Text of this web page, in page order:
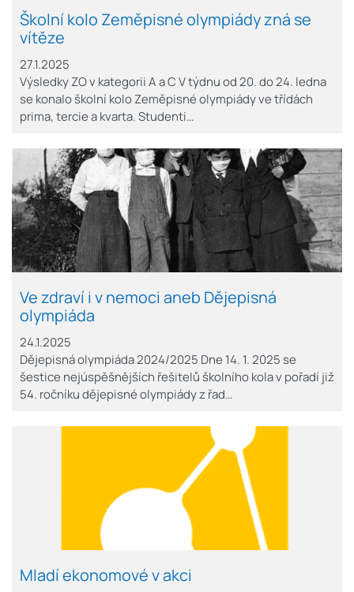
27.1.2025
Školní kolo Zeměpisné olympiády zná se
vítěze
Výsledky ZO v kategorii A a C V týdnu od 20. do 24. ledna
se konalo školní kolo Zeměpisné olympiády ve třídách
prima, tercie a kvarta. Studenti…
24.1.2025
Ve zdraví i v nemoci aneb Dějepisná
olympiáda
Dějepisná olympiáda 2024/2025 Dne 14. 1. 2025 se
šestice nejúspěšnějších řešitelů školního kola v pořadí již
54. ročníku dějepisné olympiády z řad…
Mladí ekonomové v akci